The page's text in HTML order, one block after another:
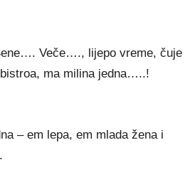
Veče…., lijepo vreme, čuje
ma milina jedna…..!
– em lepa, em mlada žena i